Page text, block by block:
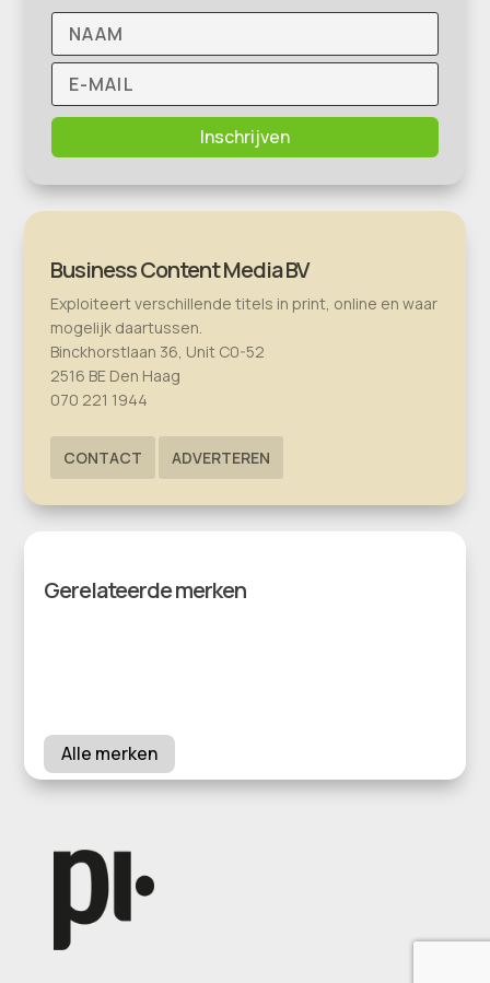
Inschrijven
Business Content Media BV
Exploiteert verschillende titels in print, online en waar
mogelijk daartussen.
Binckhorstlaan 36, Unit C0-52
2516 BE Den Haag
070 221 1944
CONTACT ADVERTEREN
Gerelateerde merken
Alle merken